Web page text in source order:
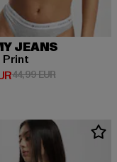
JEANS
Print
Preis: 22,05 EUR
44,99 EURAktionspreis: